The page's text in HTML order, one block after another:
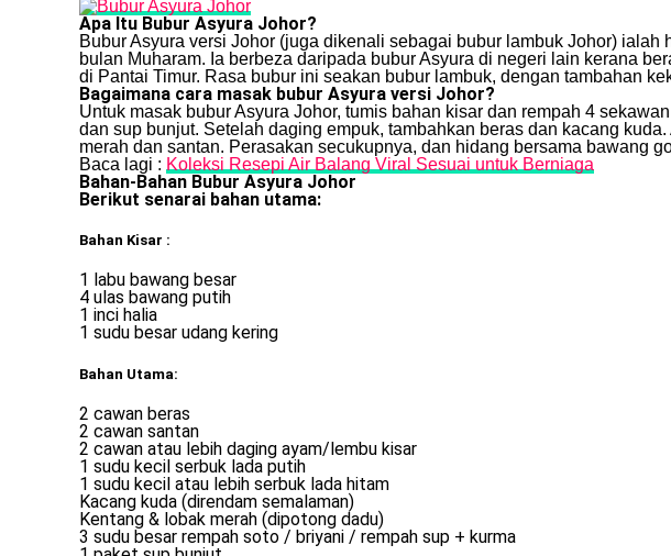
Apa Itu Bubur Asyura Johor?
Bubur Asyura versi Johor (juga dikenali sebagai bubur lambuk Johor)
bulan Muharam. Ia berbeza daripada bubur Asyura di negeri lain kerana
di Pantai Timur. Rasa bubur ini seakan bubur lambuk, dengan tambahan
Bagaimana cara masak bubur Asyura versi Johor?
Untuk masak bubur Asyura Johor, tumis bahan kisar dan rempah 4
dan sup bunjut. Setelah daging empuk, tambahkan beras dan kacang
merah dan santan. Perasakan secukupnya, dan hidang bersama bawang
Baca lagi : Koleksi Resepi Air Balang Viral Sesuai untuk Berniaga
Bahan-Bahan Bubur Asyura Johor
Berikut senarai bahan utama:
Bahan Kisar :
1 labu bawang besar
4 ulas bawang putih
1 inci halia
1 sudu besar udang kering
Bahan Utama:
2 cawan beras
2 cawan santan
2 cawan atau lebih daging ayam/lembu kisar
1 sudu kecil serbuk lada putih
1 sudu kecil atau lebih serbuk lada hitam
Kacang kuda (direndam semalaman)
Kentang & lobak merah (dipotong dadu)
3 sudu besar rempah soto / briyani / rempah sup + kurma